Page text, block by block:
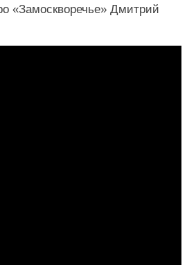
«Замоскворечье» Дмитрий